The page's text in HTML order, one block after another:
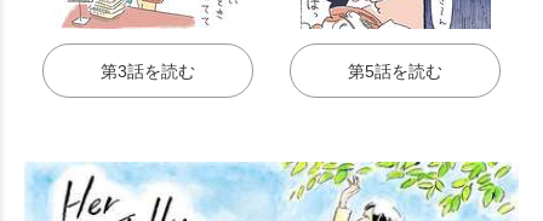
第3話を読む 第5話を読む